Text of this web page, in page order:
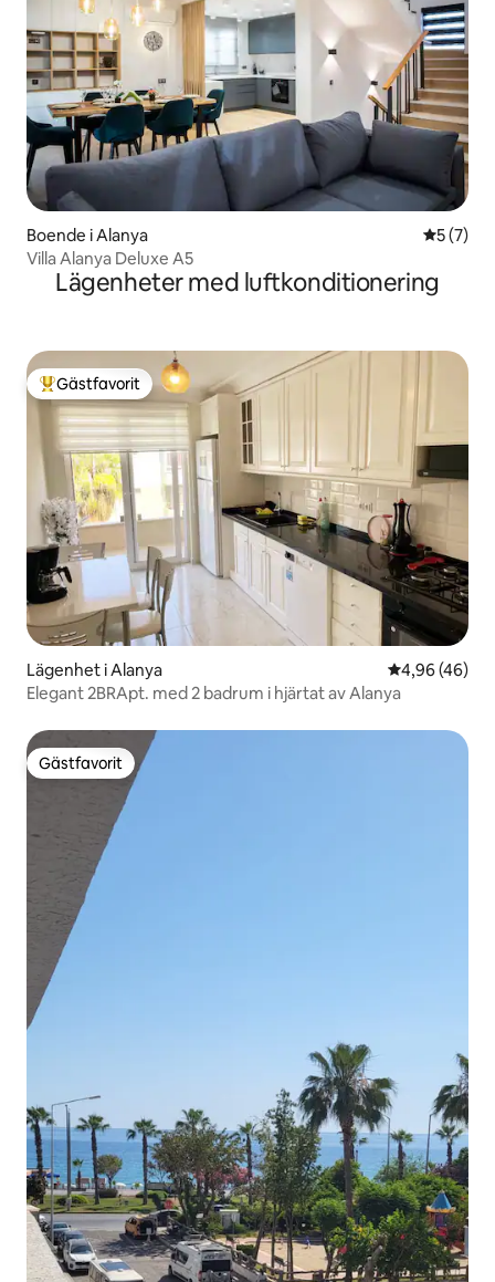
Boende i Alanya 5 av 5 i
5 (7)
Villa Alanya Deluxe A5
Lägenheter med luftkonditionering
Populär gästfavorit
Gästfavorit
Lägenhet i Alanya 4,96 av 5 i
4,96 (46)
Elegant 2BRApt. med 2 badrum i hjärtat av Alanya
Gästfavorit
Gästfavorit